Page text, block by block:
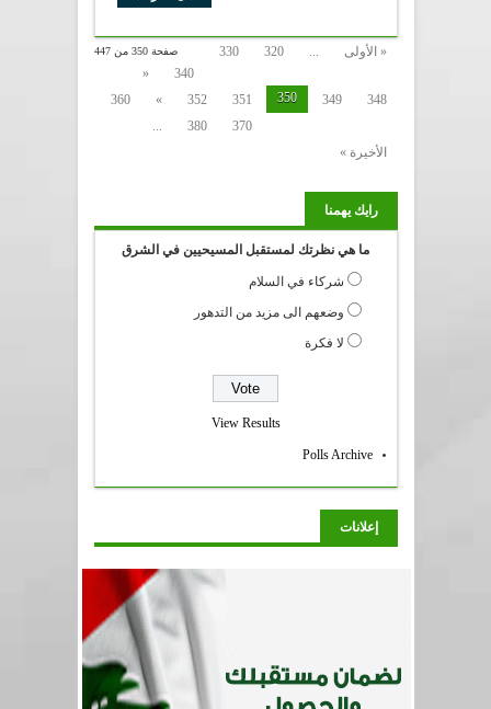
صفحة 350 من 447 « الأولى ...
320
330
340
«
348
349
350
351
352
»
360
370
380
...
الأخيرة »
رايك يهمنا
ما هي نظرتك لمستقبل المسيحيين في الشرق
شركاء في السلام
وضعهم الى مزيد من التدهور
لا فكرة
View Results
Polls Archive
إعلانات